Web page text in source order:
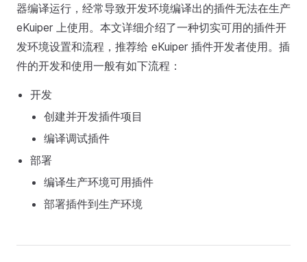
器编译运行，经常导致开发环境编译出的插件无法在生产
eKuiper 上使用。本文详细介绍了一种切实可用的插件开
发环境设置和流程，推荐给 eKuiper 插件开发者使用。插
件的开发和使用一般有如下流程：
开发
创建并开发插件项目
编译调试插件
部署
编译生产环境可用插件
部署插件到生产环境